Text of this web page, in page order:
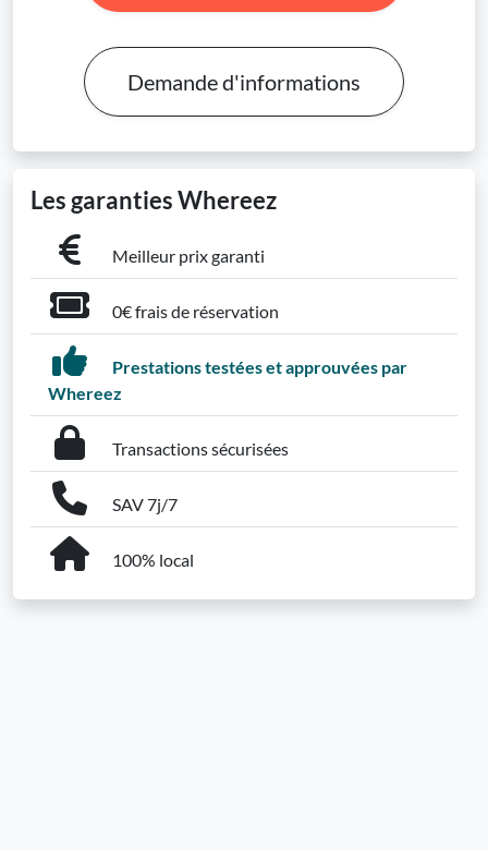
Demande d'informations
Les garanties Whereez
Meilleur prix garanti
0€ frais de réservation
Prestations testées et approuvées par
Whereez
Transactions sécurisées
SAV 7j/7
100% local